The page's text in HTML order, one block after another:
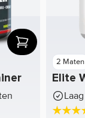
2 Maten
Elite